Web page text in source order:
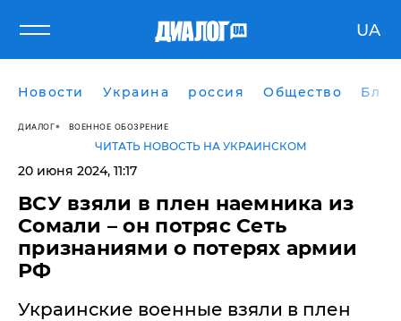
UA
Новости Украина россия Общество
ДИАЛОГ ВОЕННОЕ ОБОЗРЕНИЕ
ЧИТАТЬ НОВОСТЬ НА УКРАИНСКОМ
20 июня 2024, 11:17
ВСУ взяли в плен наемника из
Сомали – он потряс Сеть
признаниями о потерях армии
РФ
Украинские военные взяли в плен